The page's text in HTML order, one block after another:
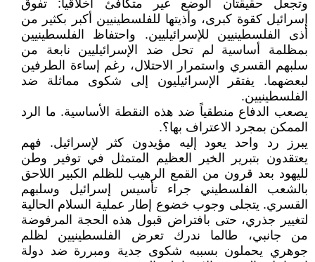
وتجعل حقيقتان الوضع غير متكافئ أخلاقياً: تفوق
إسرائيل كقوة كبرى، وأذيتها للفلسطينيين أكبر بكثير من
أذى الفلسطينيين للإسرائيليين. واحتفاظ الفلسطينيين
بمظلمة أساسية لم تحل ضد الإسرائيليين نابعة من
سلبهم القسري واستمرار الاحتلال، رغم إساءة الطرفين
لبعضهما. يفتقر الإسرائيليون إلى شكوى مماثلة ضد
الفلسطينيين.
يصعب الدفاع منطقياً ضد هذه النقطة الأساسية. ما الرد
الممكن بمجرد الاعتراف بها؟.
يبرز رد واحد يعود إليه مؤيدون كثر لإسرائيل. فهم
يعتقدون بتبرير الخير العظيم المتمثل في توفير وطن
لليهود بعد قرون من القمع الرهيب للظلم الكبير اللاحق
بالشعب الفلسطيني جراء تأسيس إسرائيل وسلبهم
القسري. يتجلى وجوب خضوع إطار عملية السلام الحالية
لتغيير جذري، حتى بافتراض قبول هذه الحجة المرفوضة
من جانبي، طالما ندرك تعرض الفلسطينيين لظلم
جوهري يحملون بسببه شكوى جدية ومبررة ضد دولة